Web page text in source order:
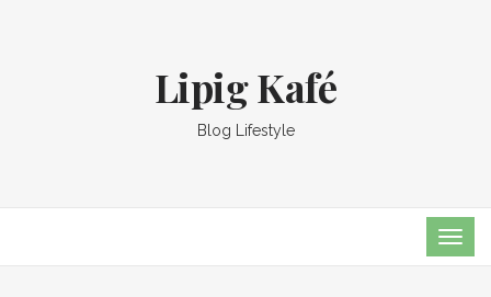
Lipig Kafé
Blog Lifestyle